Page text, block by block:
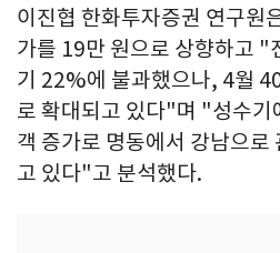
이진협 한화투자증권 연구원
가를 19만 원으로 상향하고 "
기 22%에 불과했으나, 4월
로 확대되고 있다"며 "성수기
객 증가로 명동에서 강남으로
고 있다"고 분석했다.